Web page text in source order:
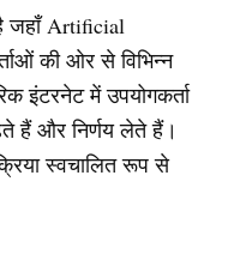
जहाँ Artificial
की ओर से विभिन्न
इंटरनेट में उपयोगकर्ता
हैं और निर्णय लेते हैं।
स्वचालित रूप से